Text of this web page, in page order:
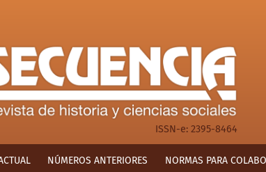
guerra de Reforma
ISSN-e: 2395-8464
NÚMEROS ANTERIORES NORMAS PARA